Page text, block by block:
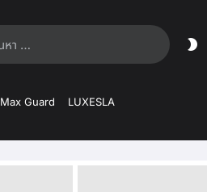
Max Guard LUXESLA